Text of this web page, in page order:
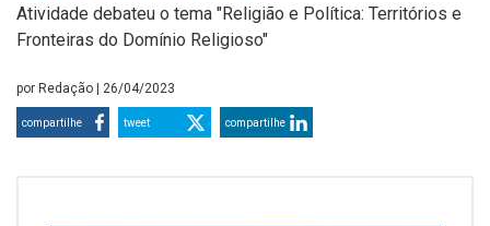
Atividade debateu o tema "Religião e Política: Territórios e
Fronteiras do Domínio Religioso"
por Redação | 26/04/2023
compartilhe tweet compartilhe